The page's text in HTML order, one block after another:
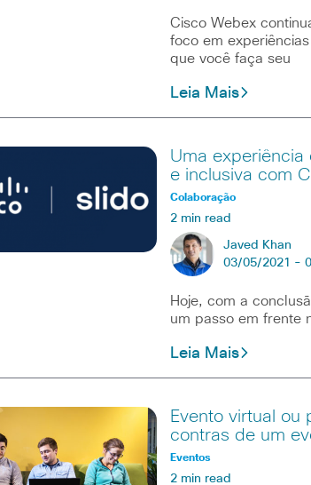
Cisco Webex
foco em
que você faça seu
Leia Mais
Uma experiência
e inclusiva com
Colaboração
2 min read
Javed Khan
03/05/2021 -
Hoje, com a
um passo em frente
Leia Mais
Evento virtual ou
contras de um
Eventos
2 min read